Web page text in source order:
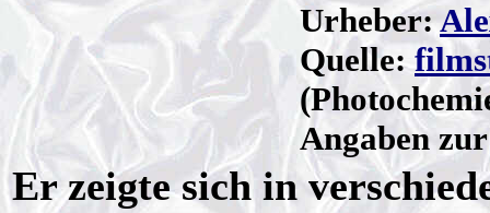
Urheber:
Quelle:
Angaben
Er zeigte sich in